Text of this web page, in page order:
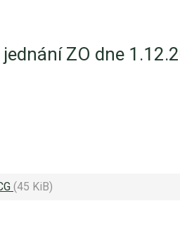
ZO dne
(45 KiB)